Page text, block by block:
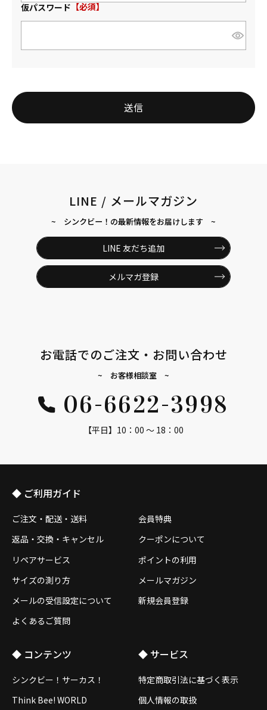
仮パスワード
(必須)
送信
LINE / メールマガジン
~ シンクビー！の最新情報をお届けします ~
LINE 友だち追加
メルマガ登録
お電話でのご注文・お問い合わせ
~ お客様相談室 ~
06-6622-3998
【平日】10：00 ～ 18：00
◆ ご利用ガイド
ご注文・配送・送料
返品・交換・キャンセル
リペアサービス
サイズの測り方
メールの受信設定について
よくあるご質問
会員特典
クーポンについて
ポイントの利用
メールマガジン
新規会員登録
◆ コンテンツ
シンクビー！サーカス！
Think Bee! WORLD
◆ サービス
特定商取引法に基づく表示
個人情報の取扱